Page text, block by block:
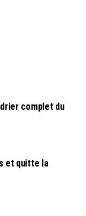
complet du
et quitte la